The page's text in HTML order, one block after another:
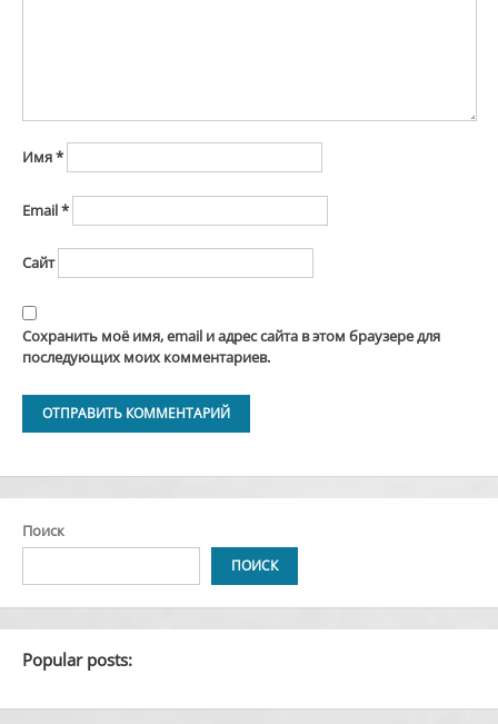
Имя*
Email*
Сайт
Сохранить моё имя, email и адрес сайта в этом браузере для
последующих моих комментариев.
Поиск
ПОИСК
Popular posts: